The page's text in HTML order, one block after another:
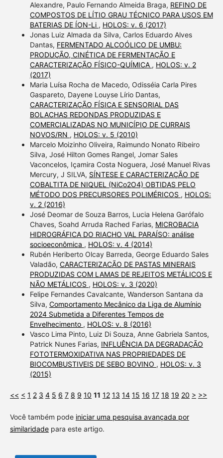
Alexandre, Paulo Fernando Almeida Braga, REFINO DE
COMPOSTOS DE LÍTIO GRAU TÉCNICO PARA USOS EM
BATERIAS DE ÍON-Li , HOLOS: v. 6 (2017)
Jonas Luiz Almada da Silva, Carlos Eduardo Alves
Dantas, FERMENTADO ALCOÓLICO DE UMBU:
PRODUÇÃO, CINÉTICA DE FERMENTAÇÃO E
CARACTERIZAÇÃO FÍSICO-QUÍMICA , HOLOS: v. 2
(2017)
Maria Luísa Rocha de Macedo, Odisséia Carla Pires
Gaspareto, Dayene Louyse Lírio Dantas,
CARACTERIZAÇÃO FÍSICA E SENSORIAL DAS
BOLACHAS REDONDAS PRODUZIDAS E
COMERCIALIZADAS NO MUNICÍPIO DE CURRAIS
NOVOS/RN , HOLOS: v. 5 (2010)
Marcelo Moizinho Oliveira, Raimundo Nonato Ribeiro
Silva, José Hilton Gomes Rangel, Jomar Sales
Vaconcelos, Içamira Costa Noguera, José Manuel Rivas
Mercury, J SILVA, SÍNTESE E CARACTERIZAÇÃO DE
COBALTITA DE NIQUEL (NiCo2O4) OBTIDAS PELO
MÉTODO DOS PRECURSORES POLIMÉRICOS , HOLOS:
v. 2 (2016)
José Deomar de Souza Barros, Lucia Helena Garófalo
Chaves, Soahd Arruda Rached Farias, MICROBACIA
HIDROGRÁFICA DO RIACHO VAL PARAÍSO: análise
socioeconômica , HOLOS: v. 4 (2014)
Rubén Heriberto Olcay Barreda, George Eduardo Sales
Valadão, CARACTERIZACÃO DE PASTAS MINERAIS
PRODUZIDAS COM LAMAS DE REJEITOS METÁLICOS E
NÃO METÁLICOS , HOLOS: v. 3 (2020)
Felipe Fernandes Cavalcante, Wanderson Santana da
Silva, Comportamento Mecânico da Liga de Alumínio
2024 Submetida a Diferentes Tempos de
Envelhecimento , HOLOS: v. 8 (2016)
Vasco Lima Pinto, Luiz Di Souza, Anne Gabriela Santos,
Patrick Nunes Farias, INFLUÊNCIA DA DEGRADAÇÃO
FOTOTERMOXIDATIVA NAS PROPRIEDADES DE
BIOCOMBUSTIVEIS DE SEBO BOVINO , HOLOS: v. 3
(2015)
<< < 1 2 3 4 5 6 7 8 9 10 11 12 13 14 15 16 17 18 19 20 > >>
Você também pode iniciar uma pesquisa avançada por
similaridadepara este artigo.